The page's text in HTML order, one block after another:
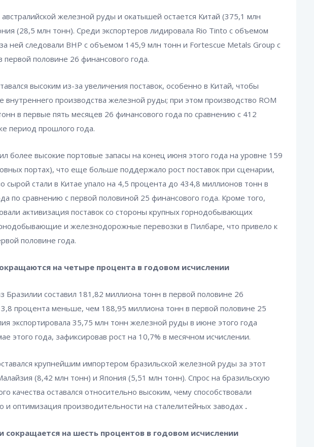
железной руды и окатышей остается Китай (375,1 млн
(28,5 млн тонн). Среди экспортеров лидировала Rio Tinto с объемом
ней следовали BHP с объемом 145,9 млн тонн и Fortescue Metals Group с
половине 26 финансового года.
высоким из-за увеличения поставок, особенно в Китай, чтобы
внутреннего производства железной руды; при этом производство ROM
в первые пять месяцев 26 финансового года по сравнению с 412
период прошлого года.
более высокие портовые запасы на конец июня этого года на уровне 159
портах), что еще больше поддержало рост поставок при сценарии,
сырой стали в Китае упало на 4,5 процента до 434,8 миллионов тонн в
по сравнению с первой половиной 25 финансового года. Кроме того,
активизация поставок со стороны крупных горнодобывающих
и железнодорожные перевозки в Пилбаре, что привело к
половине года.
на четыре процента в годовом исчислении
Бразилии составил 181,82 миллиона тонн в первой половине 26
3,8 процента меньше, чем 188,95 миллиона тонн в первой половине 25
экспортировала 35,75 млн тонн железной руды в июне этого года
этого года, зафиксировав рост на 10,7% в месячном исчислении.
крупнейшим импортером бразильской железной руды за этот
(8,42 млн тонн) и Япония (5,51 млн тонн). Спрос на бразильскую
качества оставался относительно высоким, чему способствовали
и оптимизация производительности на сталелитейных заводах .
на шесть процентов в годовом исчислении